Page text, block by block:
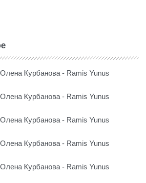
Курбанова - Ramis Yunus
Курбанова - Ramis Yunus
Курбанова - Ramis Yunus
Курбанова - Ramis Yunus
Курбанова - Ramis Yunus